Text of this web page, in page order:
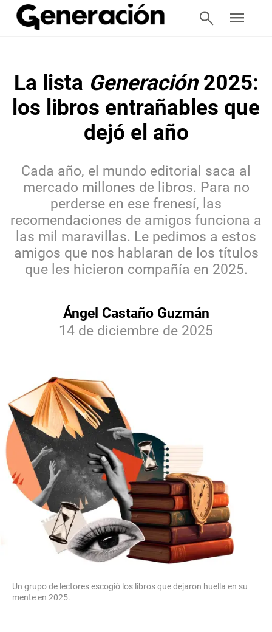
search menu
La lista Generación 2025:
los libros entrañables que
dejó el año
Cada año, el mundo editorial saca al
mercado millones de libros. Para no
perderse en ese frenesí, las
recomendaciones de amigos funciona a
las mil maravillas. Le pedimos a estos
amigos que nos hablaran de los títulos
que les hicieron compañía en 2025.
Ángel Castaño Guzmán
14 de diciembre de 2025
Un grupo de lectores escogió los libros que dejaron huella en su
mente en 2025.